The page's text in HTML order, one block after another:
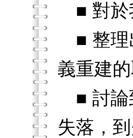
■ 對於
■ 整理
義重建
■ 討論
失落，